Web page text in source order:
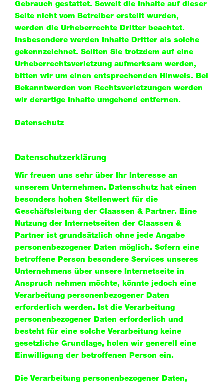
Gebrauch gestattet. Soweit die Inhalte auf dieser
Seite nicht vom Betreiber erstellt wurden,
werden die Urheberrechte Dritter beachtet.
Insbesondere werden Inhalte Dritter als solche
gekennzeichnet. Sollten Sie trotzdem auf eine
Urheberrechtsverletzung aufmerksam werden,
bitten wir um einen entsprechenden Hinweis. Bei
Bekanntwerden von Rechtsverletzungen werden
wir derartige Inhalte umgehend entfernen.
Datenschutz
Datenschutzerklärung
Wir freuen uns sehr über Ihr Interesse an
unserem Unternehmen. Datenschutz hat einen
besonders hohen Stellenwert für die
Geschäftsleitung der Claassen & Partner. Eine
Nutzung der Internetseiten der Claassen &
Partner ist grundsätzlich ohne jede Angabe
personenbezogener Daten möglich. Sofern eine
betroffene Person besondere Services unseres
Unternehmens über unsere Internetseite in
Anspruch nehmen möchte, könnte jedoch eine
Verarbeitung personenbezogener Daten
erforderlich werden. Ist die Verarbeitung
personenbezogener Daten erforderlich und
besteht für eine solche Verarbeitung keine
gesetzliche Grundlage, holen wir generell eine
Einwilligung der betroffenen Person ein.
Die Verarbeitung personenbezogener Daten,